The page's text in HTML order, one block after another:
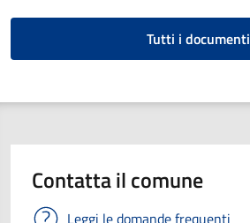
Tutti i documenti
Contatta il comune
Leggi le domande frequenti